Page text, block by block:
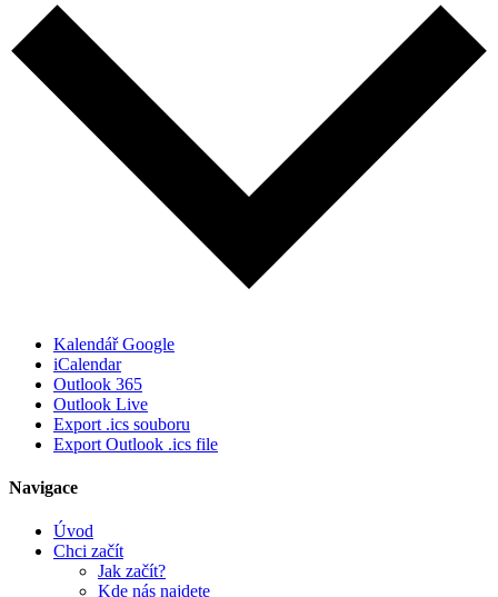
Kalendář Google
iCalendar
Outlook 365
Outlook Live
Export .ics souboru
Export Outlook .ics file
Navigace
Úvod
Chci začít
Jak začít?
Kde nás najdete